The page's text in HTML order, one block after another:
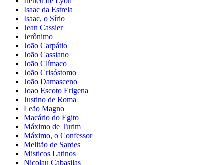
Isaac da Estrela
Isaac, o Sírio
Jean Cassier
Jerônimo
João Carpátio
João Cassiano
João Clímaco
João Crisóstomo
João Damasceno
Joao Escoto Erigena
Justino de Roma
Leão Magno
Macário do Egito
Máximo de Turim
Máximo, o Confessor
Melitão de Sardes
Misticos Latinos
Nicolau Cabasilas